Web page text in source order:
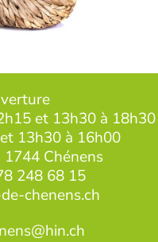
et 13h30 à 18h30
13h30 à 16h00
Chénens
248 68 15
chenens.ch